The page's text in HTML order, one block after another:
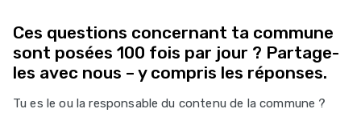
Ces questions concernant ta commune
sont posées 100 fois par jour ? Partage-
les avec nous – y compris les réponses.
Tu es le ou la responsable du contenu de la commune ?